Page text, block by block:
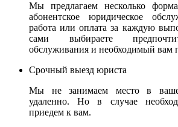
Мы предлагаем несколько
абонентское юридическое
работа или оплата за каждую
сами выбираете
обслуживания и необходимый вам
Срочный выезд юриста
Мы не занимаем место в
удаленно. Но в случае
приедем к вам.